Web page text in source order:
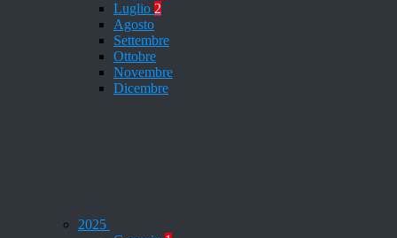
Luglio 2
Agosto
Settembre
Ottobre
Novembre
Dicembre
2025